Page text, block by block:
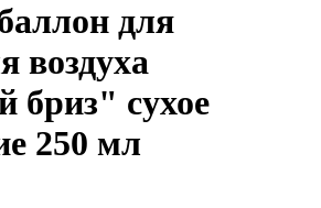
для
воздуха
бриз" сухое
250 мл